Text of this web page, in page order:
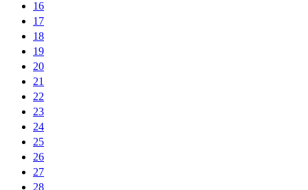
16
17
18
19
20
21
22
23
24
25
26
27
28